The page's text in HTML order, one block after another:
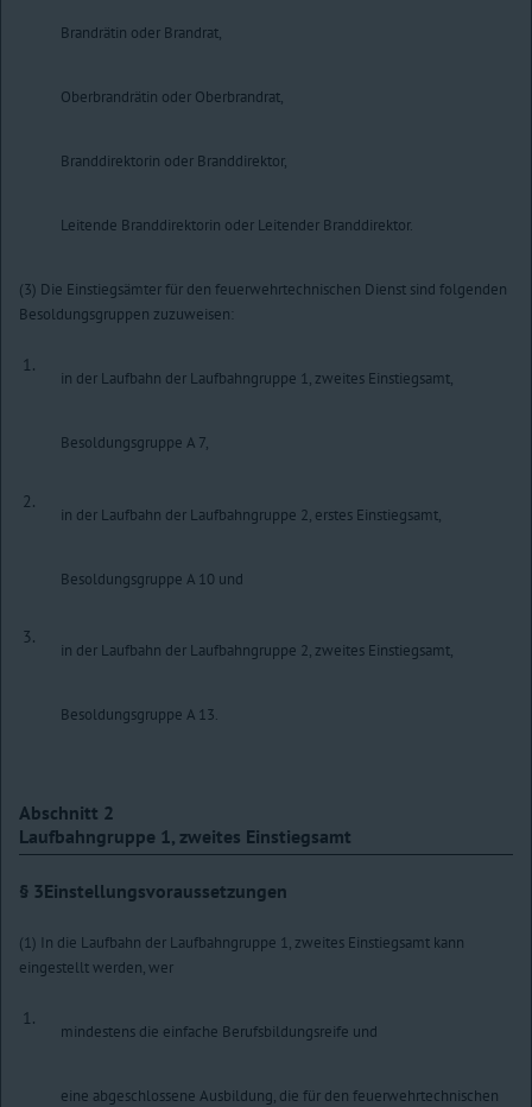
Brandrätin oder Brandrat,
Oberbrandrätin oder Oberbrandrat,
Branddirektorin oder Branddirektor,
Leitende Branddirektorin oder Leitender Branddirektor.
(3) Die Einstiegsämter für den feuerwehrtechnischen Dienst sind folgenden
Besoldungsgruppen zuzuweisen:
1.
in der Laufbahn der Laufbahngruppe 1, zweites Einstiegsamt,
Besoldungsgruppe A 7,
2.
in der Laufbahn der Laufbahngruppe 2, erstes Einstiegsamt,
Besoldungsgruppe A 10 und
3.
in der Laufbahn der Laufbahngruppe 2, zweites Einstiegsamt,
Besoldungsgruppe A 13.
Abschnitt 2
Laufbahngruppe 1, zweites Einstiegsamt
§ 3Einstellungsvoraussetzungen
(1) In die Laufbahn der Laufbahngruppe 1, zweites Einstiegsamt kann
eingestellt werden, wer
1.
mindestens die einfache Berufsbildungsreife und
eine abgeschlossene Ausbildung, die für den feuerwehrtechnischen